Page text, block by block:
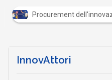
Procurement
InnovAttori